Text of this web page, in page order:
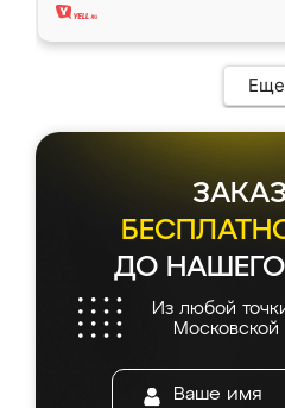
Еще
ДО
Из любой
Московской